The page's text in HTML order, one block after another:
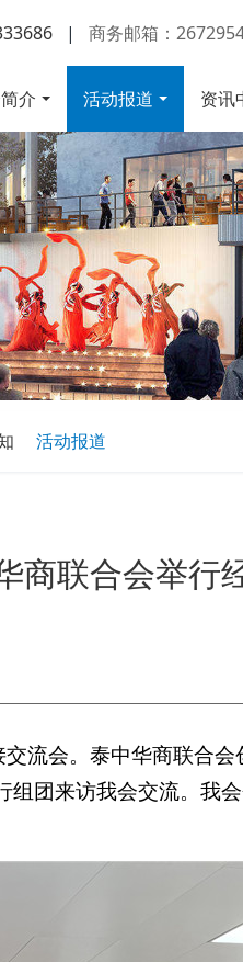
| 商务邮箱：
介 活动报道 资讯
活动报道
商联合会举行
流会。泰中华商联合会
组团来访我会交流。我